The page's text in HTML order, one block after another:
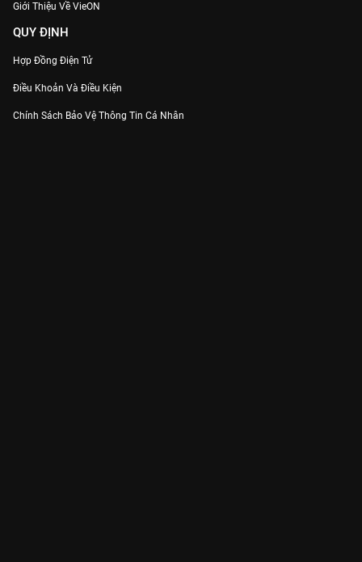
Giới Thiệu Về VieON
QUY ĐỊNH
Hợp Đồng Điện Tử
Điều Khoản Và Điều Kiện
Chính Sách Bảo Vệ Thông Tin Cá Nhân